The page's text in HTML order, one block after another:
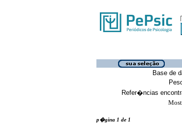
Base de
Refer�ncias
p�gina 1 de 1